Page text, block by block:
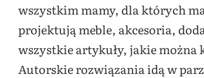
wszystkim mamy, dla których
projektują meble, akcesoria,
wszystkie artykuły, jakie można
Autorskie rozwiązania idą w